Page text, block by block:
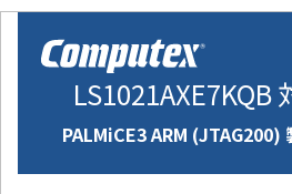
LS1021AXE7KQB
PALMiCE3 ARM (JTAG200)